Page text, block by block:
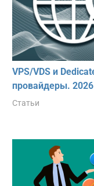
VPS/VDS и
провайдеры. 2026
Статьи